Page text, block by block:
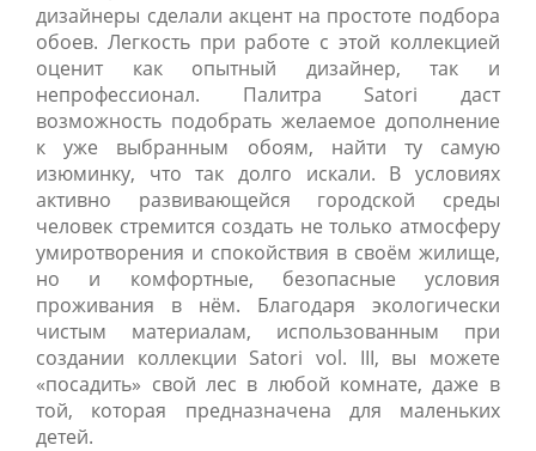
дизайнеры сделали акцент на простоте подбора
обоев. Легкость при работе с этой коллекцией
оценит как опытный дизайнер, так и
непрофессионал. Палитра Satori даст
возможность подобрать желаемое дополнение
к уже выбранным обоям, найти ту самую
изюминку, что так долго искали. В условиях
активно развивающейся городской среды
человек стремится создать не только атмосферу
умиротворения и спокойствия в своём жилище,
но и комфортные, безопасные условия
проживания в нём. Благодаря экологически
чистым материалам, использованным при
создании коллекции Satori vol. III, вы можете
«посадить» свой лес в любой комнате, даже в
той, которая предназначена для маленьких
детей.